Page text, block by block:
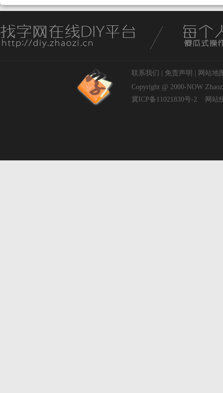
联系我们 免责声明
网站地
Copyright @ 2000-NOW
冀ICP备11021830号-2
网站